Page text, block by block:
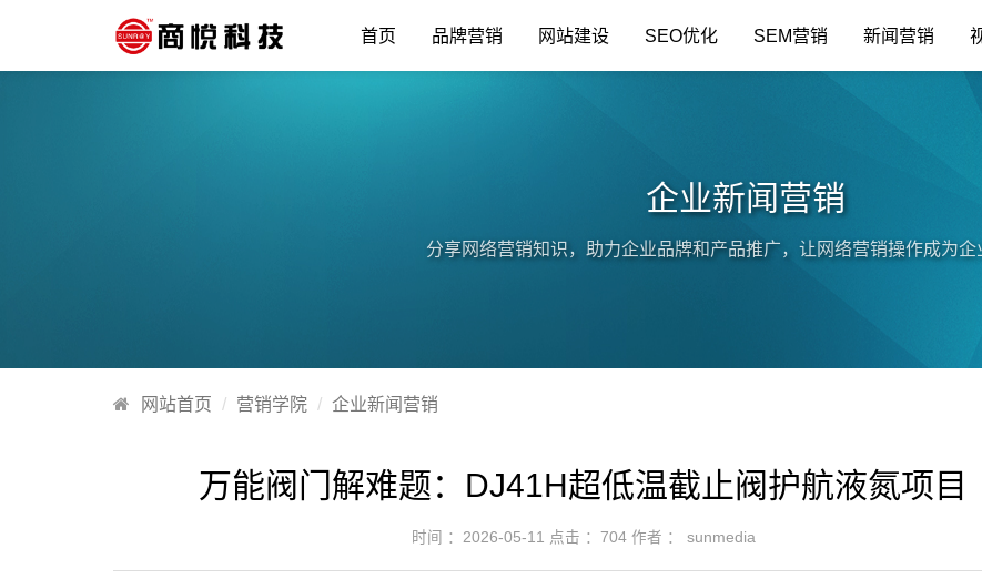
首页 品牌营销 网站建设 SEO优化 SEM营销 新闻营销
企业新闻营销
分享网络营销知识，助力企业品牌和产品推广，让网络营销操作成为企
网站首页 营销学院 企业新闻营销
万能阀门解难题：DJ41H超低温截止阀护航液氮项目
时间 ：2026-05-11 点击 ： 704作者 ： sunmedia